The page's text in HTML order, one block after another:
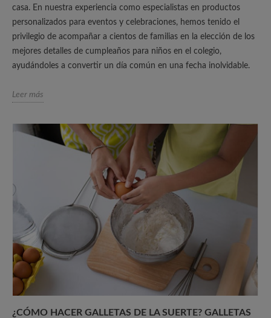
casa. En nuestra experiencia como especialistas en productos
personalizados para eventos y celebraciones, hemos tenido el
privilegio de acompañar a cientos de familias en la elección de los
mejores detalles de cumpleaños para niños en el colegio,
ayudándoles a convertir un día común en una fecha inolvidable.
Leer más
¿CÓMO HACER GALLETAS DE LA SUERTE? GALLETAS